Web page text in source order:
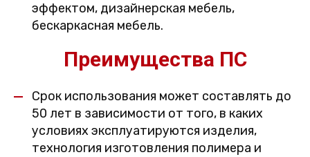
эффектом, дизайнерская мебель,
бескаркасная мебель.
Преимущества ПС
Срок использования может составлять до
50 лет в зависимости от того, в каких
условиях эксплуатируются изделия,
технология изготовления полимера и